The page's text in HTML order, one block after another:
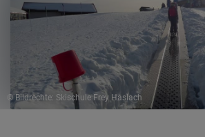
© Bildrechte: Skischule Frey Haslach